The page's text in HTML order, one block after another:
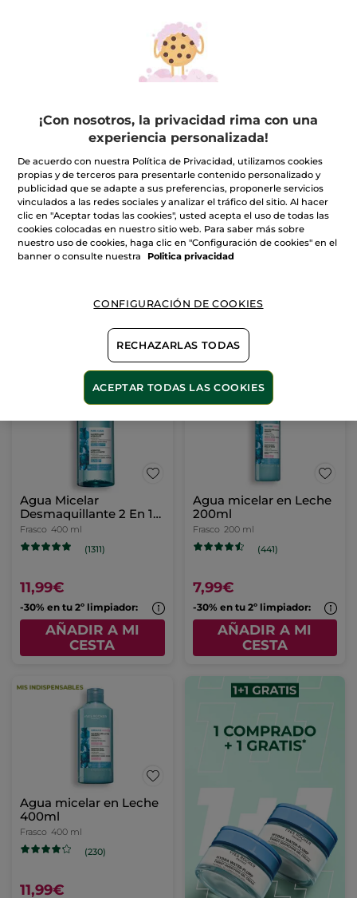
-30% en tu 2º limpiador:
AÑADIR A MI
CESTA
Hidratación
AÑADIR A MI
CESTA
Agua Micelar
Desmaquillante 2 En 1
400ml
Frasco 400 ml
(1311)
11,99€
-30% en tu 2º limpiador:
AÑADIR A MI
CESTA
Agua micelar en Leche
200ml
Frasco 200 ml
(441)
7,99€
-30% en tu 2º limpiador:
AÑADIR A MI
CESTA
Agua micelar en Leche
400ml
Frasco 400 ml
(230)
11,99€
¡Con nosotros, la privacidad rima con una
experiencia personalizada!
De acuerdo con nuestra Política de Privacidad, utilizamos cookies
propias y de terceros para presentarle contenido personalizado y
publicidad que se adapte a sus preferencias, proponerle servicios
vinculados a las redes sociales y analizar el tráfico del sitio. Al hacer
clic en "Aceptar todas las cookies", usted acepta el uso de todas las
cookies colocadas en nuestro sitio web. Para saber más sobre
nuestro uso de cookies, haga clic en "Configuración de cookies" en el
banner o consulte nuestra
Politica privacidad
CONFIGURACIÓN DE COOKIES
RECHAZARLAS TODAS
ACEPTAR TODAS LAS COOKIES